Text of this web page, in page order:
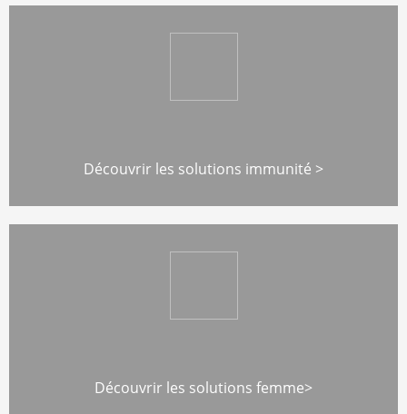
Découvrir les solutions immunité >
Découvrir les solutions femme>